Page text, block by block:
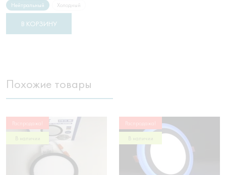
Нейтральный Холодный
Похожие товары
Распродажа!
В наличии
Распродажа!
В наличии